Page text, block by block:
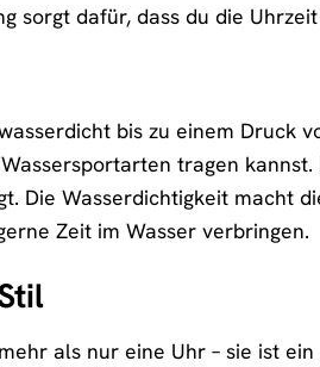
sorgt dafür, dass du die
wasserdicht bis zu einem
tragen
Die Wasserdichtigkeit macht
Zeit im Wasser verbringen.
mehr als nur eine Uhr – sie ist